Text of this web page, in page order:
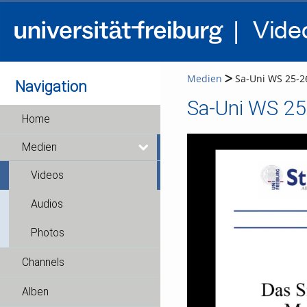
Navigation
Home
Medien
Videos
Audios
Photos
Channels
Alben
Medien Sa-Uni WS 25-
Sa-Uni WS